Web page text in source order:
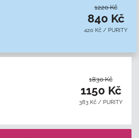
1220 Kč
840 Kč
420 Kč / PURITY
1830 Kč
1150 Kč
383 Kč / PURITY